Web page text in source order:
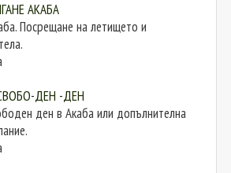
АКАБА
Посрещане на летището и
ДЕН -ДЕН
ден в Акаба или допълнителна